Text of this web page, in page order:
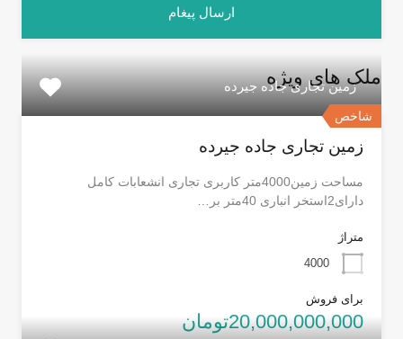
ملک های ویژه
شاخص
زمین تجاری جاده جیرده
زمین تجاری جاده جیرده
مساحت زمین4000متر کاربری تجاری انشعابات کامل
دارای2استخر انباری 40متر بر…
متراژ
4000
برای فروش
20,000,000,000تومان